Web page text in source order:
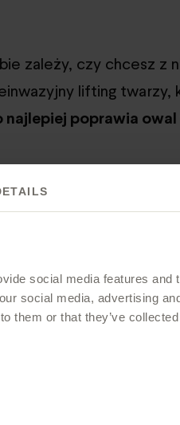
social media features and
social media, advertising
them or that they’ve
zależy, czy chcesz z
lifting twarzy,
najlepiej poprawia
ale możesz